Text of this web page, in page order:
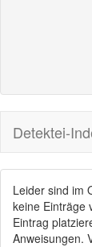
Detektei-
Leider sind im
keine Einträge
Eintrag
Anweisungen.